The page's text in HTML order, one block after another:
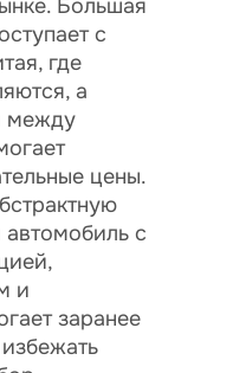
Большая
с
где
а
между
цены.
с
и
заранее